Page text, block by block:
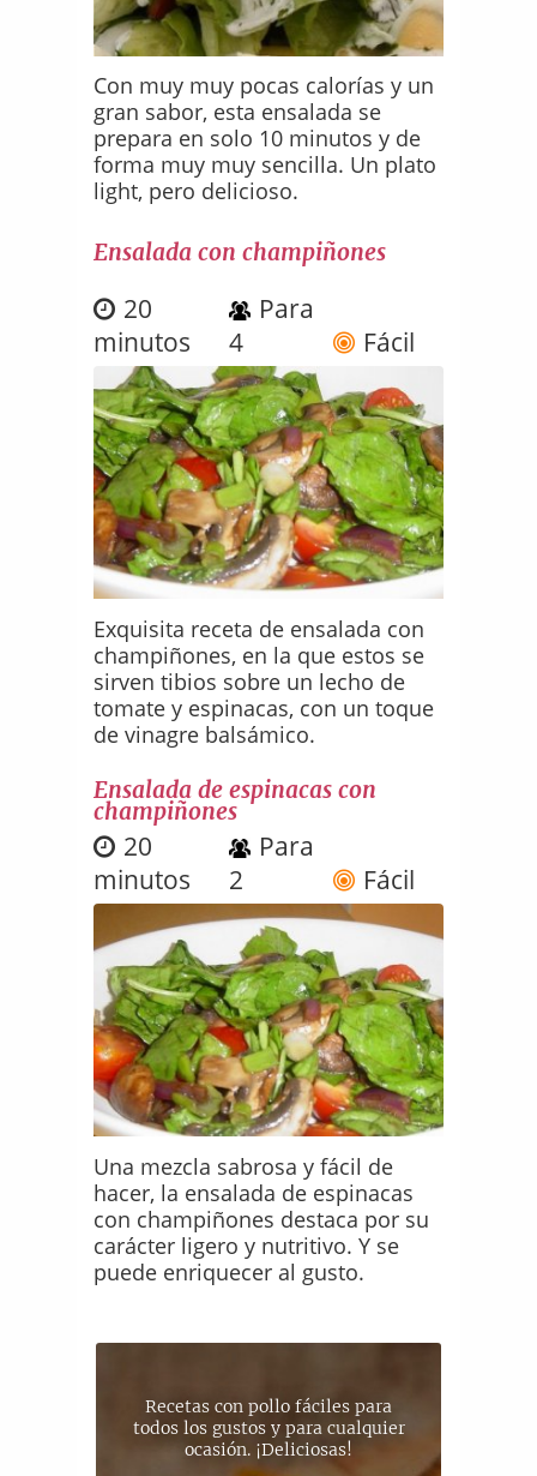
Con muy muy pocas calorías y un
gran sabor, esta ensalada se
prepara en solo 10 minutos y de
forma muy muy sencilla. Un plato
light, pero delicioso.
Ensalada con champiñones
20
minutos
Para
4
Fácil
Exquisita receta de ensalada con
champiñones, en la que estos se
sirven tibios sobre un lecho de
tomate y espinacas, con un toque
de vinagre balsámico.
Ensalada de espinacas con
champiñones
20
minutos
Para
2
Fácil
Una mezcla sabrosa y fácil de
hacer, la ensalada de espinacas
con champiñones destaca por su
carácter ligero y nutritivo. Y se
puede enriquecer al gusto.
Recetas con pollo fáciles para
todos los gustos y para cualquier
ocasión. ¡Deliciosas!